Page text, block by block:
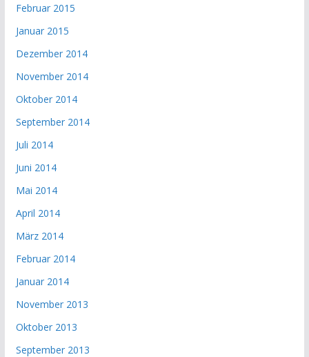
Februar 2015
Januar 2015
Dezember 2014
November 2014
Oktober 2014
September 2014
Juli 2014
Juni 2014
Mai 2014
April 2014
März 2014
Februar 2014
Januar 2014
November 2013
Oktober 2013
September 2013